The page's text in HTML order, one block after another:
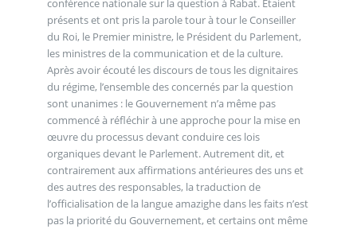
conférence nationale sur la question à Rabat. Étaient
présents et ont pris la parole tour à tour le Conseiller
du Roi, le Premier ministre, le Président du Parlement,
les ministres de la communication et de la culture.
Après avoir écouté les discours de tous les dignitaires
du régime, l’ensemble des concernés par la question
sont unanimes : le Gouvernement n’a même pas
commencé à réfléchir à une approche pour la mise en
œuvre du processus devant conduire ces lois
organiques devant le Parlement. Autrement dit, et
contrairement aux affirmations antérieures des uns et
des autres des responsables, la traduction de
l’officialisation de la langue amazighe dans les faits n’est
pas la priorité du Gouvernement, et certains ont même